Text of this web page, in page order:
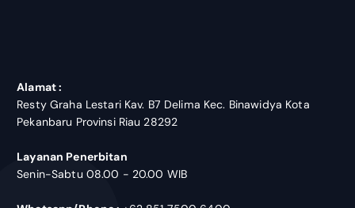
Alamat :
Resty Graha Lestari Kav. B7 Delima Kec. Binawidya Kota
Pekanbaru Provinsi Riau 28292
Layanan Penerbitan
Senin-Sabtu 08.00 - 20.00 WIB